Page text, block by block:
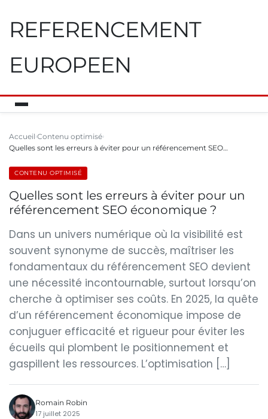
REFERENCEMENT
EUROPEEN
Accueil Contenu optimisé
Quelles sont les erreurs à éviter pour un référencement SEO…
CONTENU OPTIMISÉ
Quelles sont les erreurs à éviter pour un
référencement SEO économique ?
Dans un univers numérique où la visibilité est
souvent synonyme de succès, maîtriser les
fondamentaux du référencement SEO devient
une nécessité incontournable, surtout lorsqu’on
cherche à optimiser ses coûts. En 2025, la quête
d’un référencement économique impose de
conjuguer efficacité et rigueur pour éviter les
écueils qui plombent le positionnement et
gaspillent les ressources. L’optimisation […]
Romain Robin
17 juillet 2025